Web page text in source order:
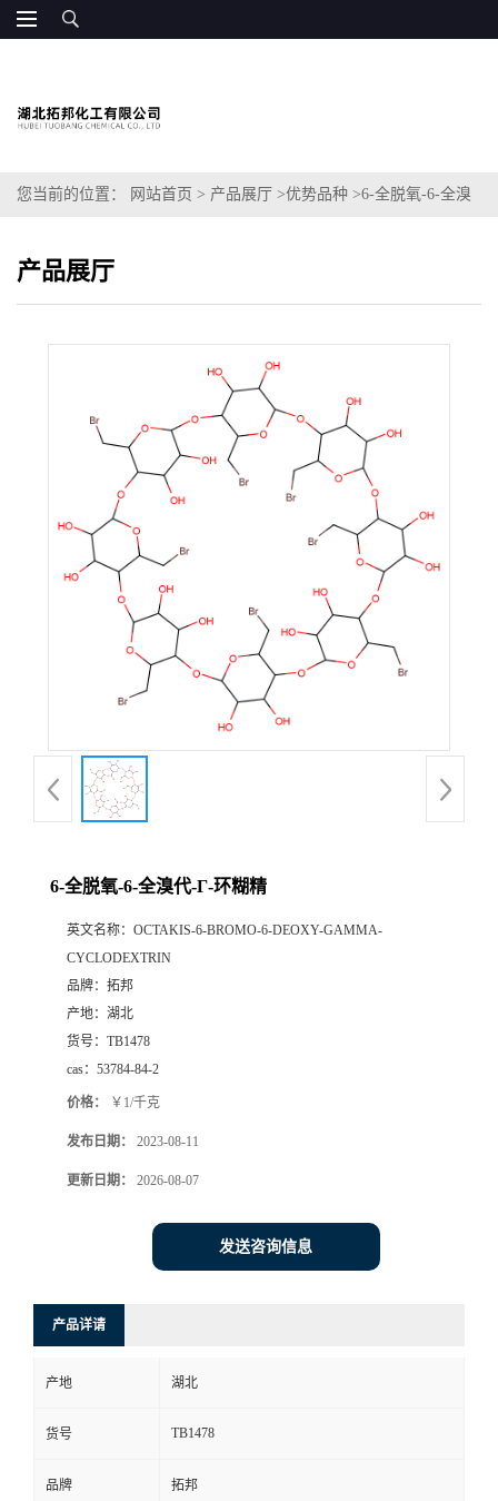
您当前的位置： 网站首页 > 产品展厅 >优势品种 >6-全脱氧-6-全溴
产品展厅
6-全脱氧-6-全溴代-Γ-环糊精
英文名称： OCTAKIS-6-BROMO-6-DEOXY-GAMMA-
CYCLODEXTRIN
品牌： 拓邦
产地： 湖北
货号： TB1478
cas： 53784-84-2
价格： ￥1/千克
发布日期： 2023-08-11
更新日期： 2026-08-07
发送咨询信息
产品详请
产地 湖北
货号 TB1478
品牌 拓邦